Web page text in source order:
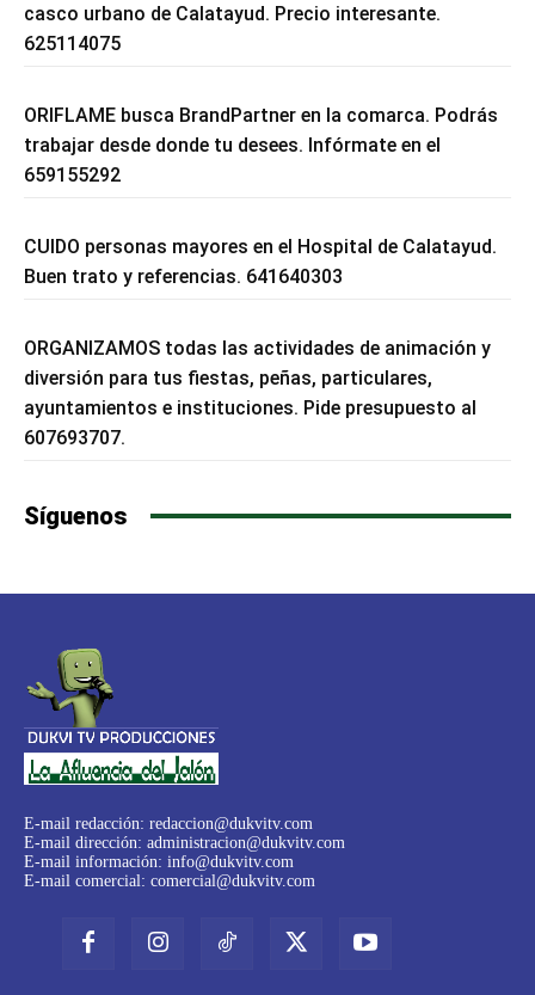
casco urbano de Calatayud. Precio interesante.
625114075
ORIFLAME busca BrandPartner en la comarca. Podrás
trabajar desde donde tu desees. Infórmate en el
659155292
CUIDO personas mayores en el Hospital de Calatayud.
Buen trato y referencias. 641640303
ORGANIZAMOS todas las actividades de animación y
diversión para tus fiestas, peñas, particulares,
ayuntamientos e instituciones. Pide presupuesto al
607693707.
Síguenos
E-mail redacción: redaccion@dukvitv.com
E-mail dirección: administracion@dukvitv.com
E-mail información: info@dukvitv.com
E-mail comercial: comercial@dukvitv.com